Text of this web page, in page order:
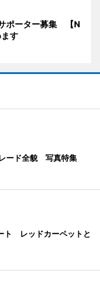
ポーター募集 【N
す
ード全貌 写真特集
ト レッドカーペットと